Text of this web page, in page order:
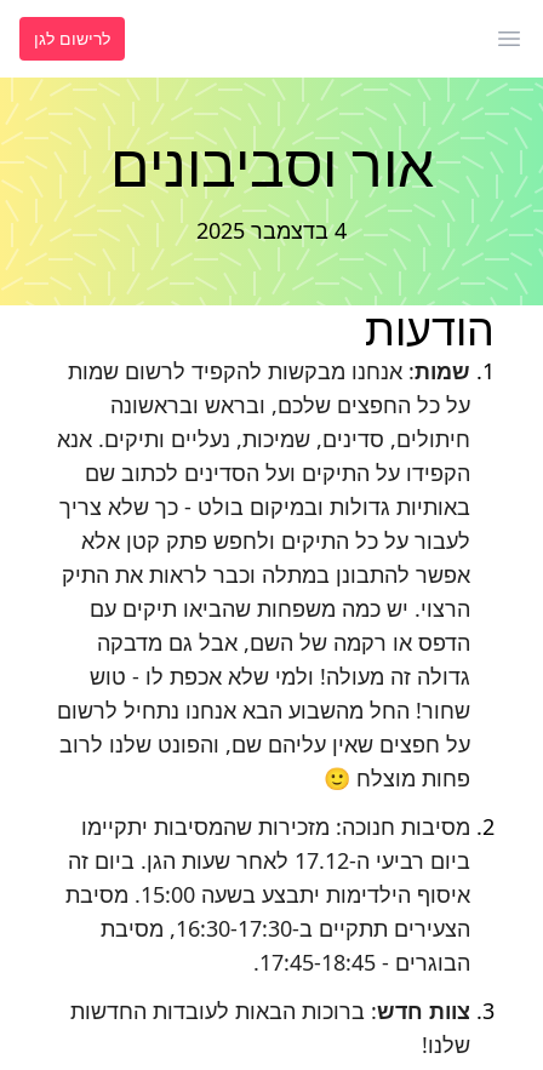
לרישום לגן פתח תפריט ראשי
אור וסביבונים
4 בדצמבר 2025
הודעות
שמות: אנחנו מבקשות להקפיד לרשום שמות
על כל החפצים שלכם, ובראש ובראשונה
חיתולים, סדינים, שמיכות, נעליים ותיקים. אנא
הקפידו על התיקים ועל הסדינים לכתוב שם
באותיות גדולות ובמיקום בולט - כך שלא צריך
לעבור על כל התיקים ולחפש פתק קטן אלא
אפשר להתבונן במתלה וכבר לראות את התיק
הרצוי. יש כמה משפחות שהביאו תיקים עם
הדפס או רקמה של השם, אבל גם מדבקה
גדולה זה מעולה! ולמי שלא אכפת לו - טוש
שחור! החל מהשבוע הבא אנחנו נתחיל לרשום
על חפצים שאין עליהם שם, והפונט שלנו לרוב
פחות מוצלח 🙂
מסיבות חנוכה: מזכירות שהמסיבות יתקיימו
ביום רביעי ה-17.12 לאחר שעות הגן. ביום זה
איסוף הילדימות יתבצע בשעה 15:00. מסיבת
הצעירים תתקיים ב-16:30-17:30, מסיבת
הבוגרים - 17:45-18:45.
צוות חדש: ברוכות הבאות לעובדות החדשות
שלנו!